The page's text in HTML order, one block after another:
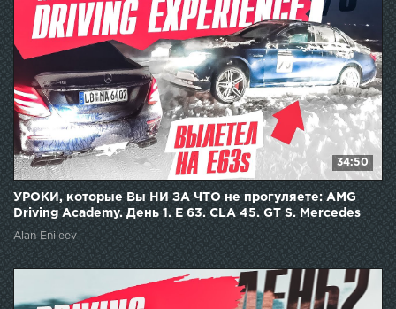
34:50
УРОКИ, которые Вы НИ ЗА ЧТО не прогуляете: AMG
Driving Academy. День 1. E 63. CLA 45. GT S. Mercedes
Alan Enileev